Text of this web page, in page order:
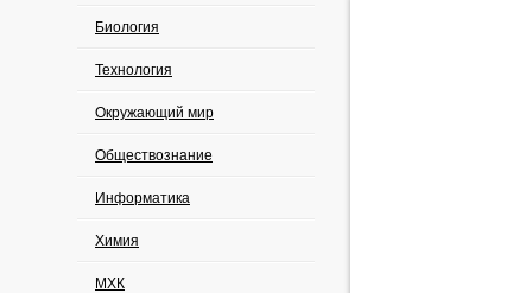
Биология
Технология
Окружающий мир
Обществознание
Информатика
Химия
МХК